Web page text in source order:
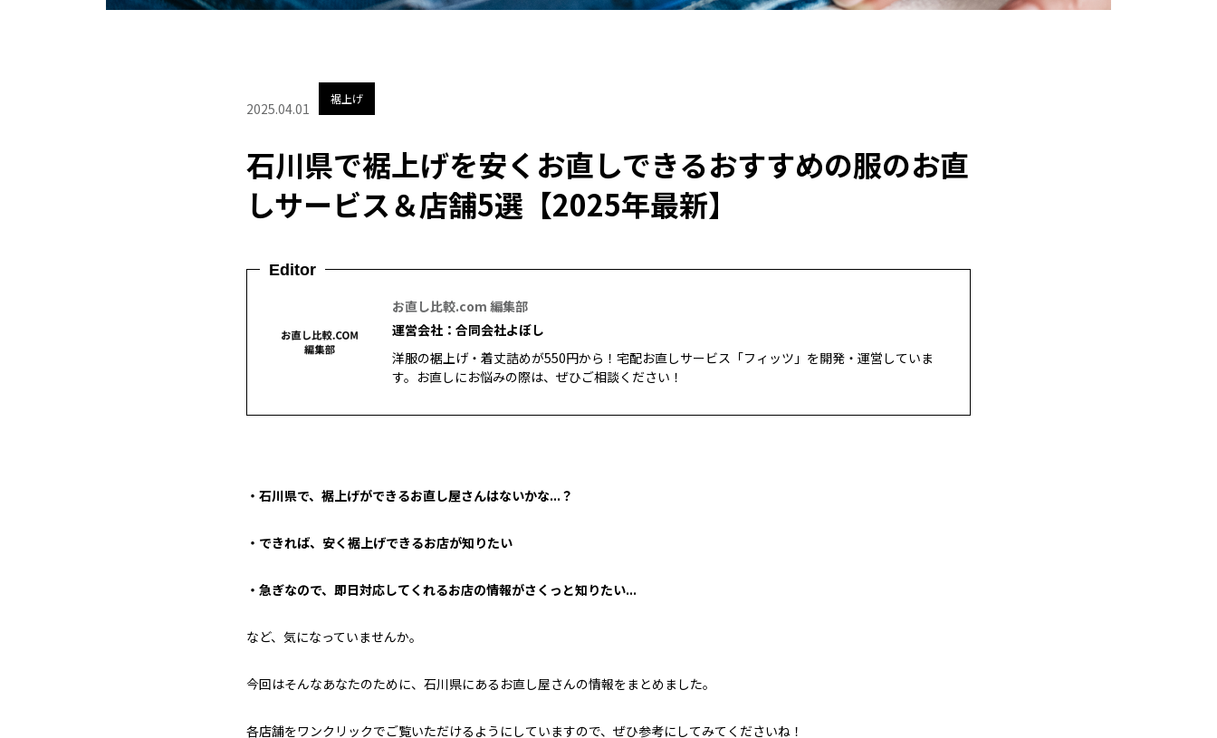
2025.04.01
裾上げ
石川県で裾上げを安くお直しできるおすすめの服のお直
しサービス＆店舗5選【2025年最新】
Editor
お直し比較.com 編集部
運営会社：合同会社よぼし
洋服の裾上げ・着丈詰めが550円から！宅配お直しサービス「フィッツ」を開発・運営していま
す。お直しにお悩みの際は、ぜひご相談ください！
・石川県で、裾上げができるお直し屋さんはないかな...？
・できれば、安く裾上げできるお店が知りたい
・急ぎなので、即日対応してくれるお店の情報がさくっと知りたい...
など、気になっていませんか。
今回はそんなあなたのために、石川県にあるお直し屋さんの情報をまとめました。
各店舗をワンクリックでご覧いただけるようにしていますので、ぜひ参考にしてみてくださいね！